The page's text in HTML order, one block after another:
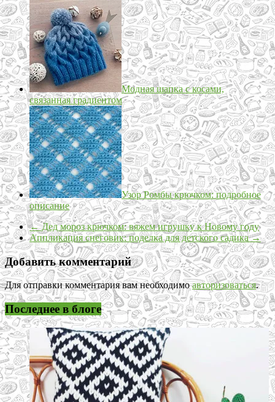
Модная шапка с косами,
связанная градиентом
Узор Ромбы крючком: подробное
описание
←Дед мороз крючком: вяжем игрушку к Новому году
Аппликация снеговик: поделка для детского садика→
Добавить комментарий
Для отправки комментария вам необходимоавторизоваться.
Последнее в блоге